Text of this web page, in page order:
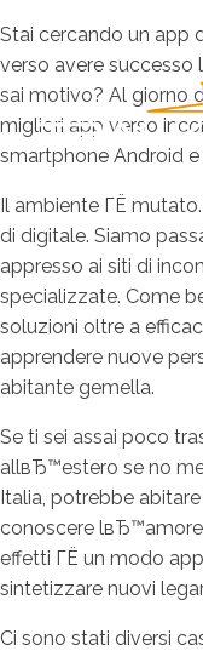
Stai cercando un app
verso avere successo
sai motivo? Al giorno
migliori app verso
smartphone Android e
Il ambiente ГЁ
di digitale. Siamo
appresso ai siti di
specializzate. Come
soluzioni oltre a
apprendere nuove
abitante gemella.
Se ti sei assai poco
allвЂ™estero se no
Italia, potrebbe
conoscere
effetti ГЁ un modo
sintetizzare nuovi
Ci sono stati diversi